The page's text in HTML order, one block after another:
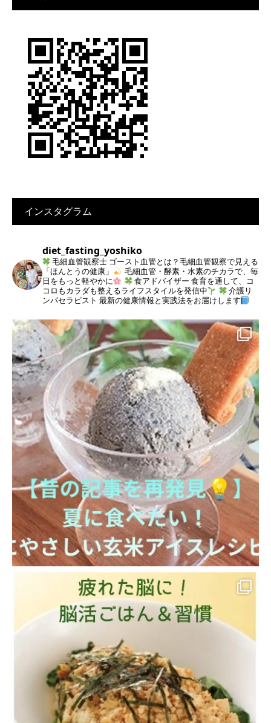
インスタグラム
diet_fasting_yoshiko
毛細血管観察士 ゴースト血管とは？毛細血管観察で見える
「ほんとうの健康」
毛細血管・酵素・水素のチカラで、毎
日をもっと軽やかに
食アドバイザー 食育を通して、コ
コロもカラダも整えるライフスタイルを発信中
介護リ
ンパセラピスト 最新の健康情報と実践法をお届けします